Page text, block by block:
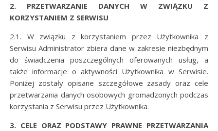
2. PRZETWARZANIE DANYCH W ZWIĄZKU Z
KORZYSTANIEM Z SERWISU
2.1. W związku z korzystaniem przez Użytkownika z
Serwisu Administrator zbiera dane w zakresie niezbędnym
do świadczenia poszczególnych oferowanych usług, a
także informacje o aktywności Użytkownika w Serwisie.
Poniżej zostały opisane szczegółowe zasady oraz cele
przetwarzania danych osobowych gromadzonych podczas
korzystania z Serwisu przez Użytkownika.
3. CELE ORAZ PODSTAWY PRAWNE PRZETWARZANIA